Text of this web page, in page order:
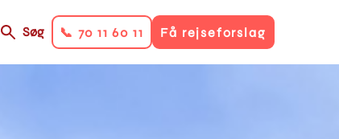
Søg 📞 70 11 60 11 Få rejseforslag